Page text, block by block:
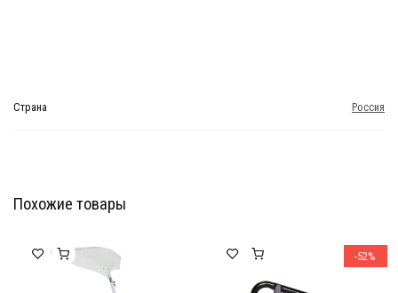
Страна Россия
Похожие товары
-52%